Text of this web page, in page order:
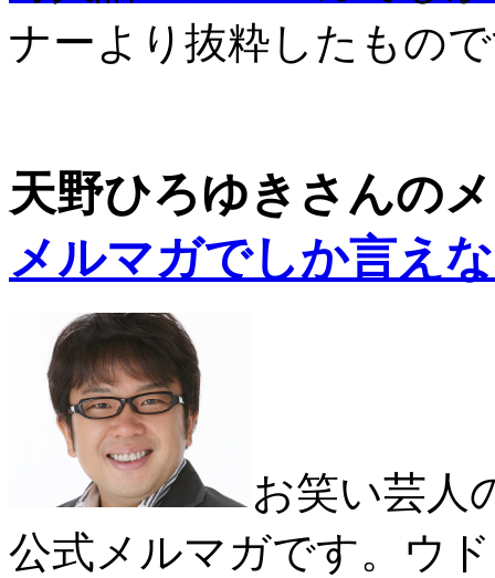
ナーより抜粋したもの
天野ひろゆきさんの
メルマガでしか言え
お笑い芸人
公式メルマガです。ウ